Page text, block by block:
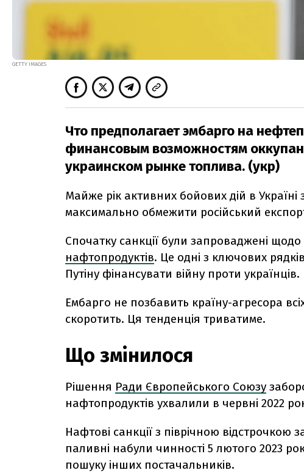
GETTY IMAGES
Что предполагает эмбарго на
финансовым возможностям
украинском рынке топлива. (укр)
Майже рік активних бойових дій в
максимально обмежити російський
Спочатку санкції були запроваджені
нафтопродуктів. Це одні з ключових
Путіну фінансувати війну проти українців.
Ембарго не позбавить країну-агресора
скоротить. Ця тенденція триватиме.
Що змінилося
Рішення Ради Європейського Союзу
нафтопродуктів ухвалили в червні 2022
Нафтові санкції з піврічною відстрочкою
паливні набули чинності 5 лютого 2023
пошуку інших постачальників.